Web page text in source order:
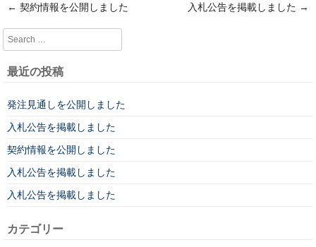
Post navigation
← 契約情報を公開しました 入札公告を掲載しました →
Search
最近の投稿
発注見通しを公開しました
入札公告を掲載しました
契約情報を公開しました
入札公告を掲載しました
入札公告を掲載しました
カテゴリー